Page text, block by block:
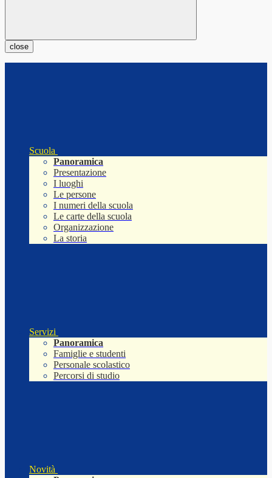
close
Scuola
Panoramica
Presentazione
I luoghi
Le persone
I numeri della scuola
Le carte della scuola
Organizzazione
La storia
Servizi
Panoramica
Famiglie e studenti
Personale scolastico
Percorsi di studio
Novità